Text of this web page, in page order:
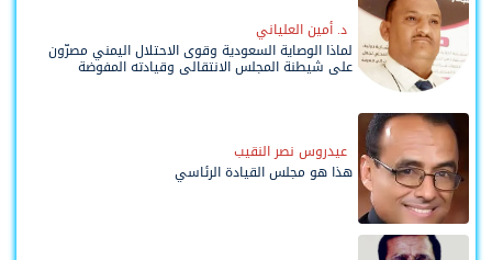
د. أمين العلياني
لماذا الوصاية السعودية وقوى الاحتلال اليمني مصرّون
على شيطنة المجلس الانتقالي وقيادته المفوضة
عيدروس نصر النقيب
هذا هو مجلس القيادة الرئاسي